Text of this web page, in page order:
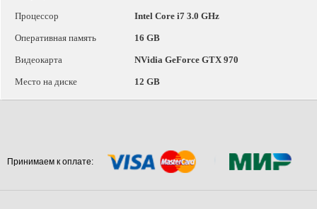
Процессор Intel Core i7 3.0 GHz
Оперативная память 16 GB
Видеокарта NVidia GeForce GTX 970
Место на диске 12 GB
Принимаем к оплате: